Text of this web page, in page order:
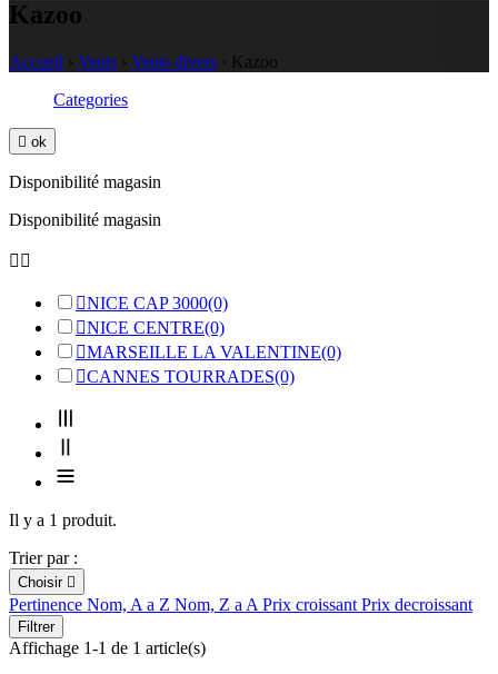
Kazoo
Accueil › Vents › Vents divers › Kazoo
Categories
 ok
Disponibilité magasin
Disponibilité magasin
 
NICE CAP 3000(0)
NICE CENTRE(0)
MARSEILLE LA VALENTINE(0)
CANNES TOURRADES(0)
Il y a 1 produit.
Trier par :
Choisir 
Pertinence Nom, A a Z Nom, Z a A Prix croissant Prix decroissant
Filtrer
Affichage 1-1 de 1 article(s)